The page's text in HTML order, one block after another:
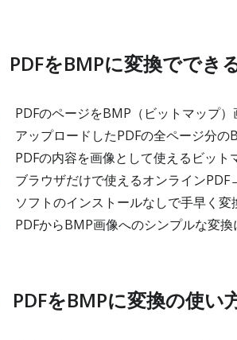
PDFをBMPに変換ででき
PDFのページをBMP（ビットマップ
アップロードしたPDFの全ページ分の
PDFの内容を画像として使えるビット
ブラウザだけで使えるオンライン
ソフトのインストールなしで手早く変
PDFからBMP画像へのシンプルな変換
PDFをBMPに変換の使い